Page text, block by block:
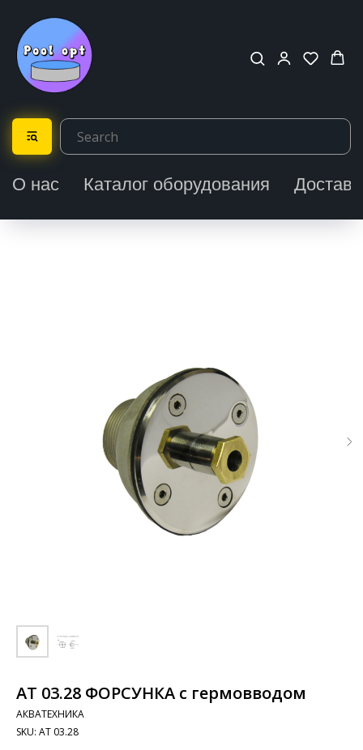
О нас Каталог оборудования
АТ 03.28 ФОРСУНКА с гермовводом
АКВАТЕХНИКА
SKU: АТ 03.28